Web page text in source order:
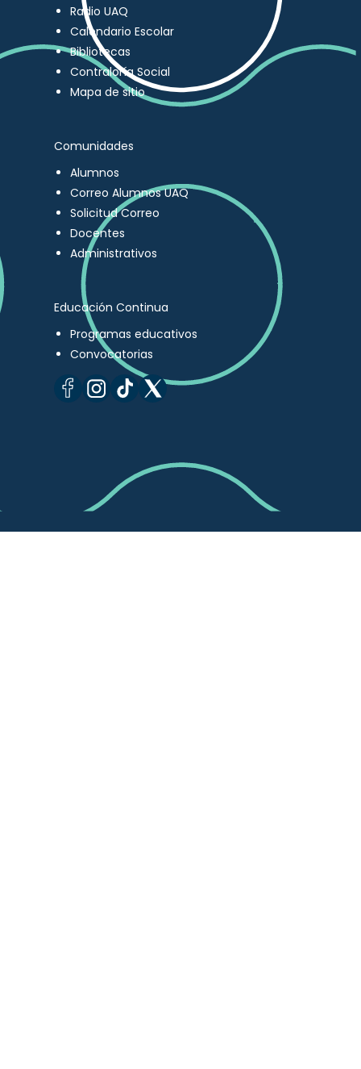
Radio UAQ
Calendario Escolar
Bibliotecas
Contraloría Social
Mapa de sitio
Comunidades
Alumnos
Correo Alumnos UAQ
Solicitud Correo
Docentes
Administrativos
Educación Continua
Programas educativos
Convocatorias